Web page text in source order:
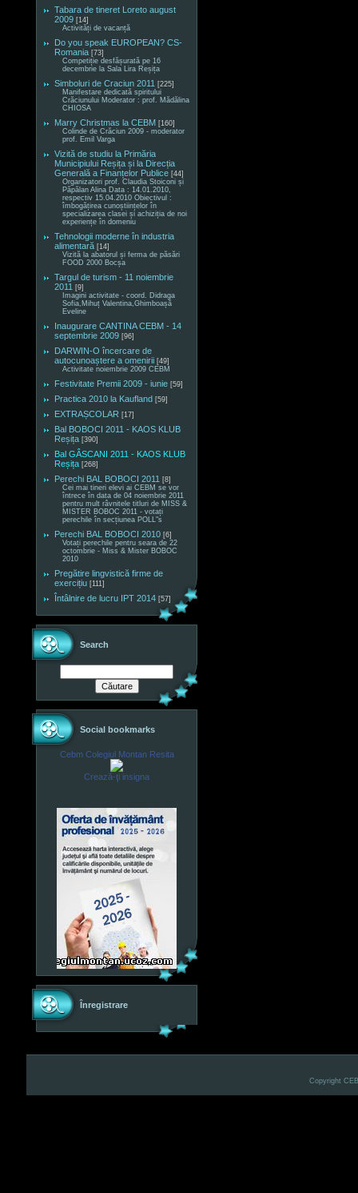
Tabara de tineret Loreto august
2009 [14]
Activități de vacanță
Do you speak EUROPEAN? CS-
Romania [73]
Competiție desfășurată pe 16
decembrie la Sala Lira Reșița
Simboluri de Craciun 2011 [225]
Manifestare dedicată spiritului
Crăciunului Moderator : prof. Mădălina
CHIOSA
Marry Christmas la CEBM [160]
Colinde de Crăciun 2009 - moderator
prof. Emil Varga
Vizită de studiu la Primăria
Municipiului Reșița și la Direcția
Generală a Finanțelor Publice [44]
Organizatori prof. Claudia Stoiconi și
Păpălan Alina Data : 14.01.2010,
respectiv 15.04.2010 Obiectivul :
îmbogățirea cunoștiințelor în
specializarea clasei și achiziția de noi
experiențe în domeniu
Tehnologii moderne în industria
alimentară [14]
Vizită la abatorul și ferma de păsări
FOOD 2000 Bocșa
Targul de turism - 11 noiembrie
2011 [9]
Imagini activitate - coord. Didraga
Sofia,Mihuț Valentina,Ghimboașă
Eveline
Inaugurare CANTINA CEBM - 14
septembrie 2009 [96]
DARWIN-O încercare de
autocunoaștere a omenirii [49]
Activitate noiembrie 2009 CEBM
Festivitate Premii 2009 - iunie [59]
Practica 2010 la Kaufland [59]
EXTRAȘCOLAR [17]
Bal BOBOCI 2011 - KAOS KLUB
Reșița [390]
Bal GÂSCANI 2011 - KAOS KLUB
Reșița [268]
Perechi BAL BOBOCI 2011 [8]
Cei mai tineri elevi ai CEBM se vor
întrece în data de 04 noiembrie 2011
pentru mult râvnitele titluri de MISS &
MISTER BOBOC 2011 - votați
perechile în secțiunea POLL"s
Perechi BAL BOBOCI 2010 [6]
Votați perechile pentru seara de 22
octombrie - Miss & Mister BOBOC
2010
Pregătire lingvistică firme de
exercițiu [111]
Întâlnire de lucru IPT 2014 [57]
Search
Social bookmarks
Cebm Colegiul Montan Resita
Crează-ţi insigna
Înregistrare
Copyright